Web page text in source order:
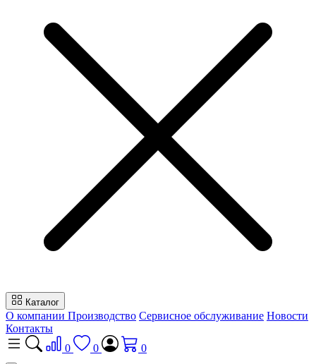
Каталог
О компании Производство Сервисное обслуживание Новости
Контакты
0
0 0